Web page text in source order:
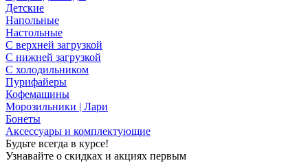
Детские
Напольные
Настольные
С верхней загрузкой
С нижней загрузкой
С холодильником
Пурифайеры
Кофемашины
Морозильники | Лари
Бонеты
Аксессуары и комплектующие
Будьте всегда в курсе!
Узнавайте о скидках и акциях первым